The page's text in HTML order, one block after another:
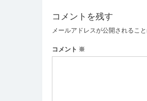
ビ
ゲ
ー
シ
コメントを残す
メールアドレスが公開されること
コメント ※